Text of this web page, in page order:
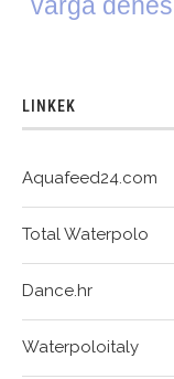
LINKEK
Aquafeed24.com
Total Waterpolo
Dance.hr
Waterpoloitaly